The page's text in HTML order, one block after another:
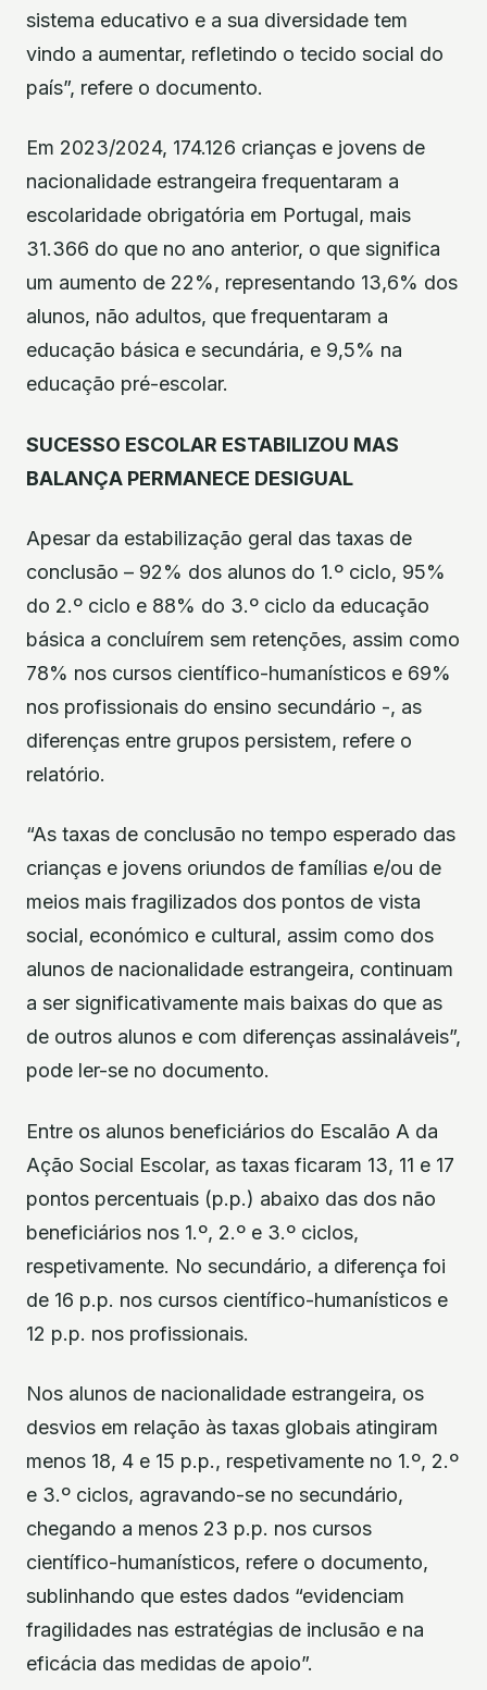
sistema educativo e a sua diversidade tem
vindo a aumentar, refletindo o tecido social do
país”, refere o documento.
Em 2023/2024, 174.126 crianças e jovens de
nacionalidade estrangeira frequentaram a
escolaridade obrigatória em Portugal, mais
31.366 do que no ano anterior, o que significa
um aumento de 22%, representando 13,6% dos
alunos, não adultos, que frequentaram a
educação básica e secundária, e 9,5% na
educação pré-escolar.
SUCESSO ESCOLAR ESTABILIZOU MAS
BALANÇA PERMANECE DESIGUAL
Apesar da estabilização geral das taxas de
conclusão – 92% dos alunos do 1.º ciclo, 95%
do 2.º ciclo e 88% do 3.º ciclo da educação
básica a concluírem sem retenções, assim como
78% nos cursos científico-humanísticos e 69%
nos profissionais do ensino secundário -, as
diferenças entre grupos persistem, refere o
relatório.
“As taxas de conclusão no tempo esperado das
crianças e jovens oriundos de famílias e/ou de
meios mais fragilizados dos pontos de vista
social, económico e cultural, assim como dos
alunos de nacionalidade estrangeira, continuam
a ser significativamente mais baixas do que as
de outros alunos e com diferenças assinaláveis”,
pode ler-se no documento.
Entre os alunos beneficiários do Escalão A da
Ação Social Escolar, as taxas ficaram 13, 11 e 17
pontos percentuais (p.p.) abaixo das dos não
beneficiários nos 1.º, 2.º e 3.º ciclos,
respetivamente. No secundário, a diferença foi
de 16 p.p. nos cursos científico-humanísticos e
12 p.p. nos profissionais.
Nos alunos de nacionalidade estrangeira, os
desvios em relação às taxas globais atingiram
menos 18, 4 e 15 p.p., respetivamente no 1.º, 2.º
e 3.º ciclos, agravando-se no secundário,
chegando a menos 23 p.p. nos cursos
científico-humanísticos, refere o documento,
sublinhando que estes dados “evidenciam
fragilidades nas estratégias de inclusão e na
eficácia das medidas de apoio”.